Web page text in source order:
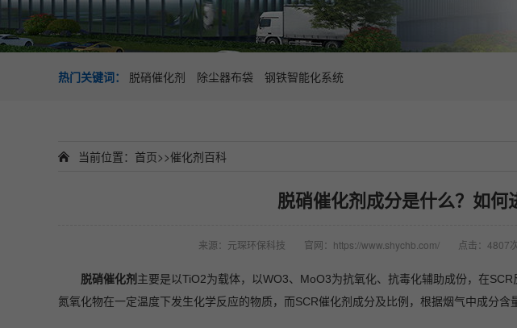
热门关键词： 脱硝催化剂 除尘器布袋 钢铁智能化系统
当前位置： 首页>>催化剂百科
脱硝催化剂成分是什么？如何
来源：元琛环保科技 官网：https://www.shychb.com/ 点击：4807
脱硝催化剂 主要是以TiO2为载体，以WO3、MoO3为抗氧化、抗毒化辅助成份，在
氮氧化物在一定温度下发生化学反应的物质，而SCR催化剂成分及比例，根据烟气中成分含